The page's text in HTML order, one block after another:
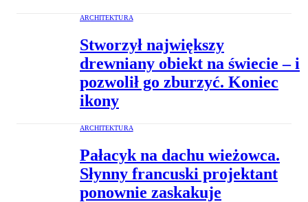
ARCHITEKTURA
Stworzył największy
drewniany obiekt na świecie – i
pozwolił go zburzyć. Koniec
ikony
ARCHITEKTURA
Pałacyk na dachu wieżowca.
Słynny francuski projektant
ponownie zaskakuje